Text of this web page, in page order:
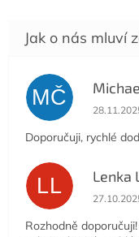
MČ
Doporučuji, rychlé
LL Lenka
Rozhodně